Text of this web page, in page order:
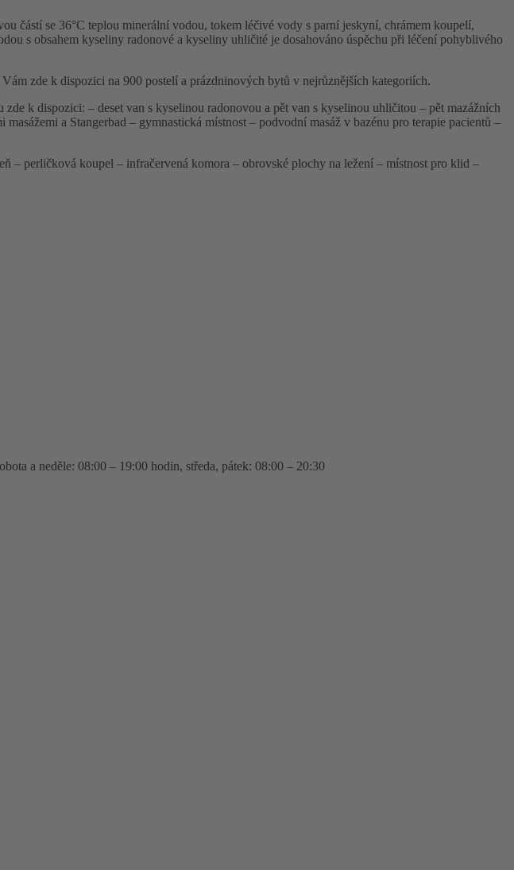
částí se 36°C teplou minerální vodou, tokem léčivé vody s parní jeskyní, chrámem koupelí,
s obsahem kyseliny radonové a kyseliny uhličité je dosahováno úspěchu při léčení pohyblivého
zde k dispozici na 900 postelí a prázdninových bytů v nejrůznějších kategoriích.
k dispozici: – deset van s kyselinou radonovou a pět van s kyselinou uhličitou – pět mazážních
a Stangerbad – gymnastická místnost – podvodní masáž v bazénu pro terapie pacientů –
– perličková koupel – infračervená komora – obrovské plochy na ležení – místnost pro klid –
a neděle: 08:00 – 19:00 hodin, středa, pátek: 08:00 – 20:30